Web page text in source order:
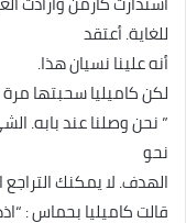
للغاية. أعتقد
أنه علينا نسيان هذا.
لكن كاميليا سحبتها
” نحن وصلنا عند بابه.
نحو
الهدف. لا يمكنك التراجع
قالت كاميليا بحماس :